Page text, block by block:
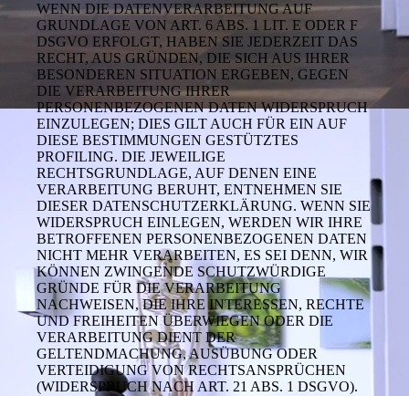
WENN DIE DATENVERARBEITUNG AUF
GRUNDLAGE VON ART. 6 ABS. 1 LIT. E ODER F
DSGVO ERFOLGT, HABEN SIE JEDERZEIT DAS
RECHT, AUS GRÜNDEN, DIE SICH AUS IHRER
BESONDEREN SITUATION ERGEBEN, GEGEN
DIE VERARBEITUNG IHRER
PERSONENBEZOGENEN DATEN WIDERSPRUCH
EINZULEGEN; DIES GILT AUCH FÜR EIN AUF
DIESE BESTIMMUNGEN GESTÜTZTES
PROFILING. DIE JEWEILIGE
RECHTSGRUNDLAGE, AUF DENEN EINE
VERARBEITUNG BERUHT, ENTNEHMEN SIE
DIESER DATENSCHUTZERKLÄRUNG. WENN SIE
WIDERSPRUCH EINLEGEN, WERDEN WIR IHRE
BETROFFENEN PERSONENBEZOGENEN DATEN
NICHT MEHR VERARBEITEN, ES SEI DENN, WIR
KÖNNEN ZWINGENDE SCHUTZWÜRDIGE
GRÜNDE FÜR DIE VERARBEITUNG
NACHWEISEN, DIE IHRE INTERESSEN, RECHTE
UND FREIHEITEN ÜBERWIEGEN ODER DIE
VERARBEITUNG DIENT DER
GELTENDMACHUNG, AUSÜBUNG ODER
VERTEIDIGUNG VON RECHTSANSPRÜCHEN
(WIDERSPRUCH NACH ART. 21 ABS. 1 DSGVO).